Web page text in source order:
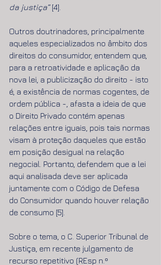
da justiça” [4].
Outros doutrinadores, principalmente
aqueles especializados no âmbito dos
direitos do consumidor, entendem que,
para a retroatividade e aplicação da
nova lei, a publicização do direito - isto
é, a existência de normas cogentes, de
ordem pública -, afasta a ideia de que
o Direito Privado contém apenas
relações entre iguais, pois tais normas
visam à proteção daqueles que estão
em posição desigual na relação
negocial. Portanto, defendem que a lei
aqui analisada deve ser aplicada
juntamente com o Código de Defesa
do Consumidor quando houver relação
de consumo [5].
Sobre o tema, o C. Superior Tribunal de
Justiça, em recente julgamento de
recurso repetitivo (REsp n.º